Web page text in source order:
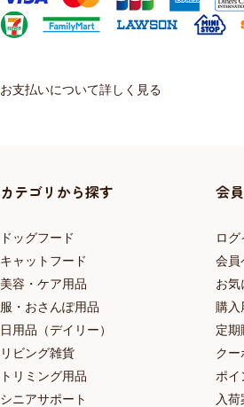
お支払いについて詳しく見る
カテゴリから探す
ドッグフード
キャットフード
美容・ケア用品
服・おさんぽ用品
日用品（デイリー）
リビング雑貨
トリミング用品
シニアサポート
会
ログ
会員
お気
購入
定期
クー
ポイ
入